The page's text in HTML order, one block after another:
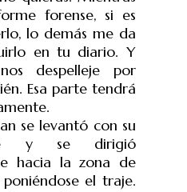
forense, si es
lo demás me da
en tu diario. Y
despelleje por
Esa parte tendrá
se levantó con su
y se dirigió
hacia la zona de
el traje.